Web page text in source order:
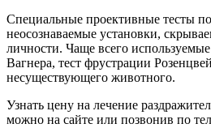
Специальные проективные тесты
неосознаваемые установки,
личности. Чаще всего используемые
Вагнера, тест фрустрации
несуществующего животного.
Узнать цену на лечение
можно на сайте или позвонив по